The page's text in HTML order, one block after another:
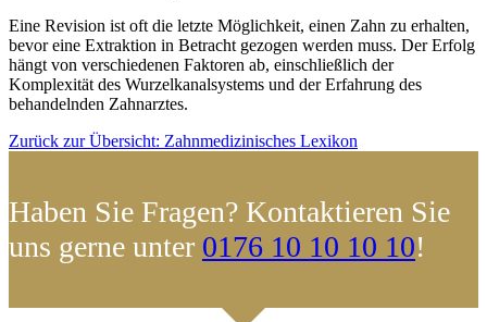
Eine Revision ist oft die letzte Möglichkeit, einen Zahn zu erhalten,
bevor eine Extraktion in Betracht gezogen werden muss. Der Erfolg
hängt von verschiedenen Faktoren ab, einschließlich der
Komplexität des Wurzelkanalsystems und der Erfahrung des
behandelnden Zahnarztes.
Zurück zur Übersicht: Zahnmedizinisches Lexikon
Haben Sie Fragen? Kontaktieren Sie
uns gerne unter 0176 10 10 10 10!